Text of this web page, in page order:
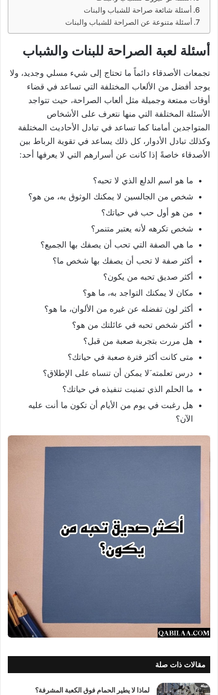
أسئلة شائعة صراحة للشباب والبنات
أسئلة متنوعة عن الصراحة للشباب والبنات
أسئلة لعبة الصراحة للبنات والشباب
تجمعات الأصدقاء دائماً ما تحتاج إلى شيء مسلي وجديد، ولا
يوجد أفضل من الألعاب المختلفة التي تساعد في قضاء
أوقات ممتعة وجميلة مثل ألعاب الصراحة، حيث تتواجد
الأسئلة المختلفة التي منها نتعرف على الأشخاص
المتواجدين أمامنا كما تساعد في تبادل الأحاديث المختلفة
وكذلك تبادل الأدوار، كل ذلك يساعد في تقوية الرباط بين
الأصدقاء خاصةً إذا كانت عن أسرارهم التي لا يعرفها أحد:
ما هو اسم الدلع الذي لا تحبه؟
شخص من الجالسين لا يمكنك الوثوق به، من هو؟
من هو أول حب في حياتك؟
شخص تكرهه لأنه يعتبر متنمر؟
ما هي الصفة التي تحب أن يصفك بها الجميع؟
أكثر صفة لا تحب أن يصفك بها شخص ما؟
أكثر صديق تحبه من يكون؟
مكان لا يمكنك التواجد به، ما هو؟
أكثر لون تفضله عن غيره من الألوان، ما هو؟
أكثر شخص تحبه في عائلتك من هو؟
هل مررت بتجربة صعبة من قبل؟
متى كانت أكثر فترة صعبة في حياتك؟
درس تعلمته َلا يمكن أن تنساه على الإطلاق؟
ما الحلم الذي تمنيت تنفيذه في حياتك؟
هل رغبت في يوم من الأيام أن تكون ما أنت عليه
الآن؟
مقالات ذات صلة
لماذا لا يطير الحمام فوق الكعبة المشرفة؟